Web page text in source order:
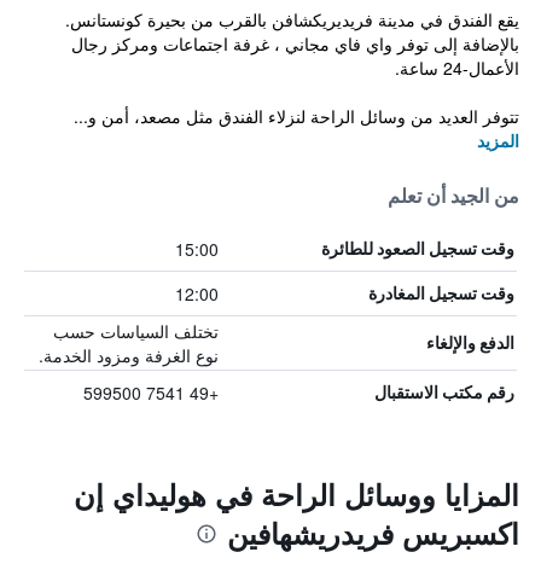
يقع الفندق في مدينة فريديريكشافن بالقرب من بحيرة كونستانس.
بالإضافة إلى توفر واي فاي مجاني ، غرفة اجتماعات ومركز رجال
الأعمال-24 ساعة.
تتوفر العديد من وسائل الراحة لنزلاء الفندق مثل مصعد، أمن و...
المزيد
من الجيد أن تعلم
وقت تسجيل الصعود للطائرة 15:00
وقت تسجيل المغادرة 12:00
الدفع والإلغاء
تختلف السياسات حسب
نوع الغرفة ومزود الخدمة.
رقم مكتب الاستقبال +49 7541 599500
المزايا ووسائل الراحة في هوليداي إن
اكسبريس فريدريشهافين